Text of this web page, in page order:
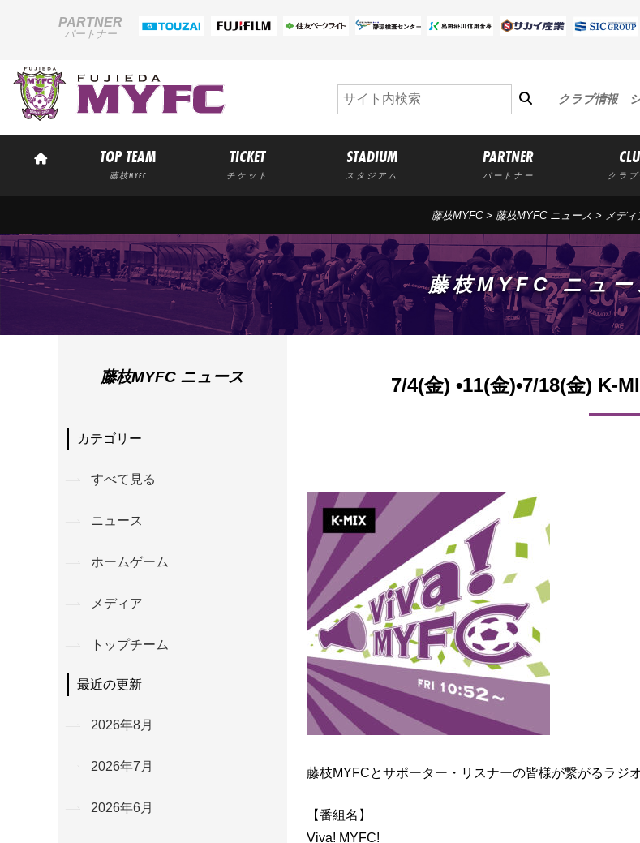
PARTNER
パートナー
クラブ情報
TOP TEAM
藤枝MYFC
TICKET
チケット
STADIUM
スタジアム
PARTNER
パートナー クラ
藤枝MYFC> 藤枝MYFC ニュース > メディ
藤枝MYFC ニュ
7/4(金) •11(金)•7/18(金) K-
藤枝MYFCとサポーター・リスナーの皆様が繋がるラジ
【番組名】
Viva! MYFC!
藤枝MYFC ニュース
カテゴリー
すべて見る
ニュース
ホームゲーム
メディア
トップチーム
最近の更新
2026年8月
2026年7月
2026年6月